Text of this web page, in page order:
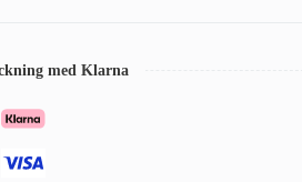
med Klarna